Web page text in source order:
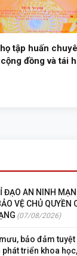
tập huấn
đồng và tái
ĐẠO AN NINH
VỆ CHỦ QUYỀN
(07/08/2026)
bảo đảm tuyệt
triển khoa